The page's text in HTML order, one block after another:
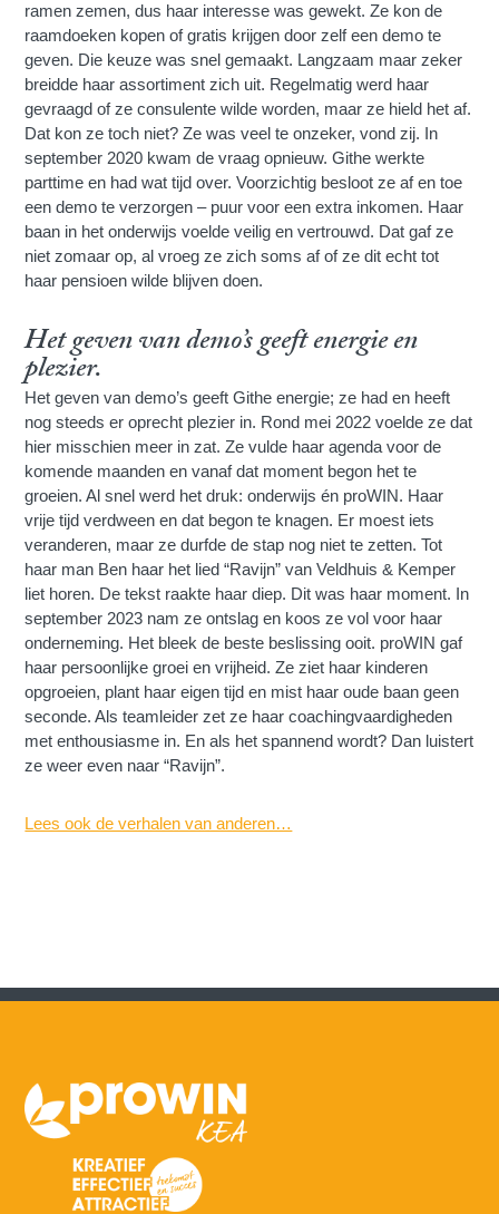
ramen zemen, dus haar interesse was gewekt. Ze kon de
raamdoeken kopen of gratis krijgen door zelf een demo te
geven. Die keuze was snel gemaakt. Langzaam maar zeker
breidde haar assortiment zich uit. Regelmatig werd haar
gevraagd of ze consulente wilde worden, maar ze hield het af.
Dat kon ze toch niet? Ze was veel te onzeker, vond zij. In
september 2020 kwam de vraag opnieuw. Githe werkte
parttime en had wat tijd over. Voorzichtig besloot ze af en toe
een demo te verzorgen – puur voor een extra inkomen. Haar
baan in het onderwijs voelde veilig en vertrouwd. Dat gaf ze
niet zomaar op, al vroeg ze zich soms af of ze dit echt tot
haar pensioen wilde blijven doen.
Het geven van demo’s geeft energie en
plezier.
Het geven van demo’s geeft Githe energie; ze had en heeft
nog steeds er oprecht plezier in. Rond mei 2022 voelde ze dat
hier misschien meer in zat. Ze vulde haar agenda voor de
komende maanden en vanaf dat moment begon het te
groeien. Al snel werd het druk: onderwijs én proWIN. Haar
vrije tijd verdween en dat begon te knagen. Er moest iets
veranderen, maar ze durfde de stap nog niet te zetten. Tot
haar man Ben haar het lied “Ravijn” van Veldhuis & Kemper
liet horen. De tekst raakte haar diep. Dit was haar moment. In
september 2023 nam ze ontslag en koos ze vol voor haar
onderneming. Het bleek de beste beslissing ooit. proWIN gaf
haar persoonlijke groei en vrijheid. Ze ziet haar kinderen
opgroeien, plant haar eigen tijd en mist haar oude baan geen
seconde. Als teamleider zet ze haar coachingvaardigheden
met enthousiasme in. En als het spannend wordt? Dan luistert
ze weer even naar “Ravijn”.
Lees ook de verhalen van anderen…